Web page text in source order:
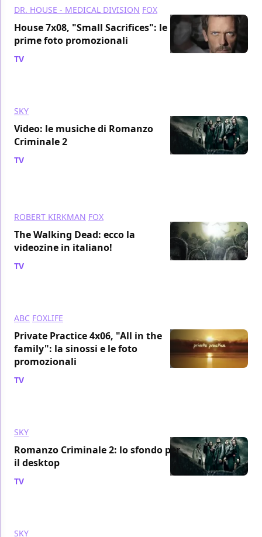
DR. HOUSE - MEDICAL DIVISION FOX
House 7x08, "Small Sacrifices": le
prime foto promozionali
TV
SKY
Video: le musiche di Romanzo
Criminale 2
TV
ROBERT KIRKMAN FOX
The Walking Dead: ecco la
videozine in italiano!
TV
ABC FOXLIFE
Private Practice 4x06, "All in the
family": la sinossi e le foto
promozionali
TV
SKY
Romanzo Criminale 2: lo sfondo per
il desktop
TV
SKY